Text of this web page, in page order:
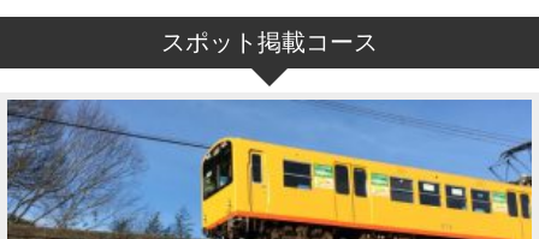
スポット掲載コース